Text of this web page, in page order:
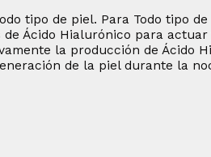
tipo de piel. Para Todo tipo de
de Ácido Hialurónico para
la producción de Ácido
de la piel durante la